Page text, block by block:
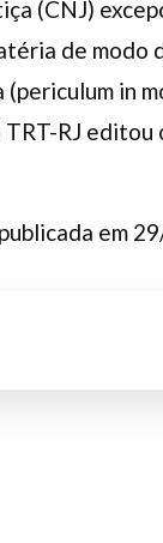
(CNJ)
de modo
in
RJ
em